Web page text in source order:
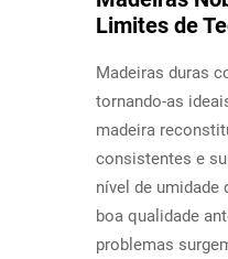
Limites de
Madeiras duras
tornando-as
madeira
consistentes e
nível de
boa qualidade
problemas